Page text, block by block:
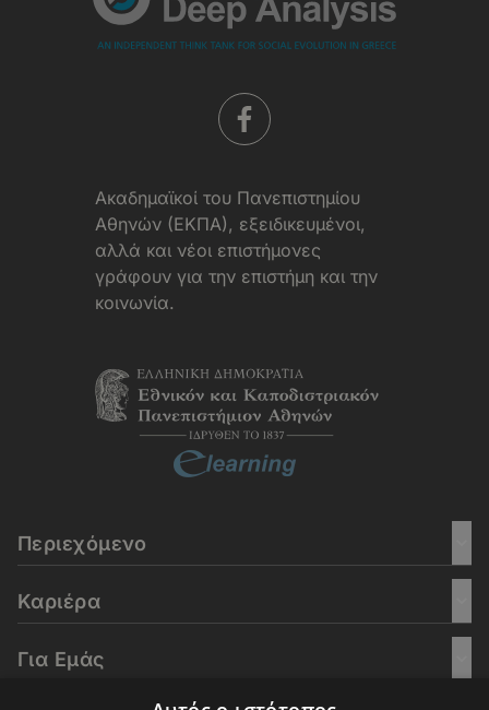
Aκαδημαϊκοί του Πανεπιστημίου
Αθηνών (ΕΚΠΑ), εξειδικευμένοι,
αλλά και νέοι επιστήμονες
γράφουν για την επιστήμη και την
κοινωνία.
Περιεχόμενο
Καριέρα
Για Εμάς